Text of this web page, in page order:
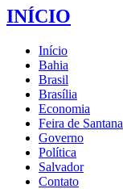
INÍCIO
Início
Bahia
Brasil
Brasília
Economia
Feira de Santana
Governo
Política
Salvador
Contato